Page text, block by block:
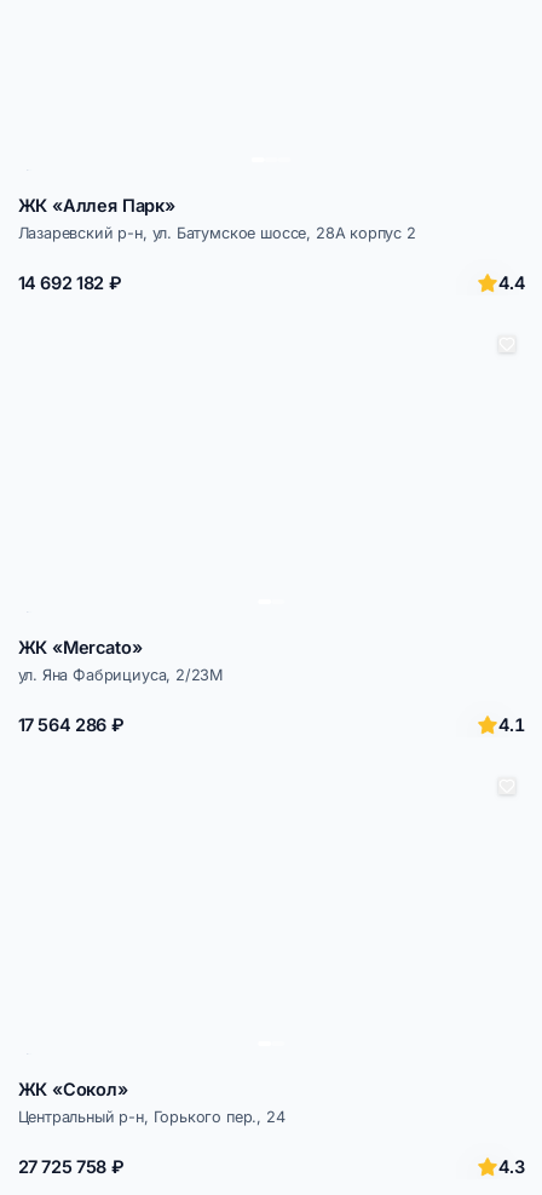
ЖК «Аллея Парк»
Лазаревский р-н, ул. Батумское шоссе, 28А корпус 2
14 692 182 ₽ 4.4
ЖК «Mercato»
ул. Яна Фабрициуса, 2/23М
17 564 286 ₽ 4.1
ЖК «Сокол»
Центральный р-н, Горького пер., 24
27 725 758 ₽ 4.3